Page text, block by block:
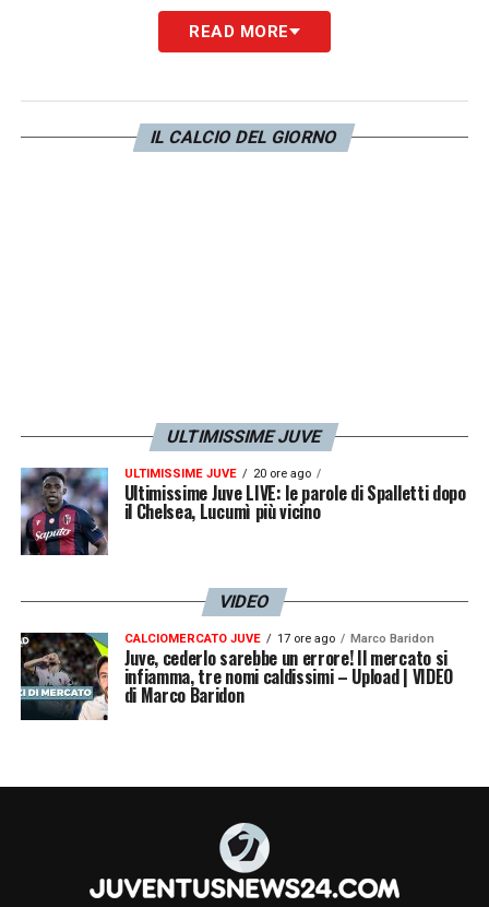
LA PLAYLIST DELLE NOSTRE TOP NEWS
READ MORE
IL CALCIO DEL GIORNO
ULTIMISSIME JUVE
ULTIMISSIME JUVE 20 ore ago
Ultimissime Juve LIVE: le parole di Spalletti dopo
il Chelsea, Lucumì più vicino
VIDEO
CALCIOMERCATO JUVE 17 ore ago Marco Baridon
Juve, cederlo sarebbe un errore! Il mercato si
infiamma, tre nomi caldissimi – Upload | VIDEO
di Marco Baridon